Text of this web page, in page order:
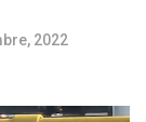
2022